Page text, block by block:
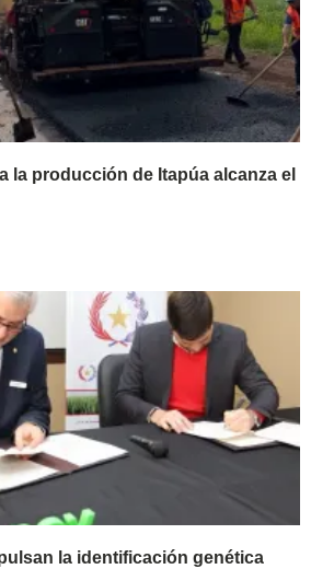
la producción de Itapúa alcanza el
la identificación genética